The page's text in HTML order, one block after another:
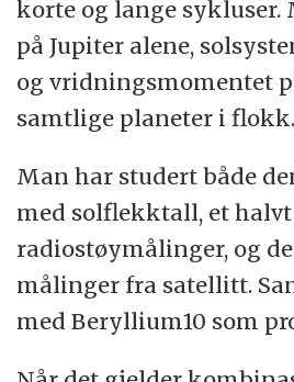
korte og lange sykluser.
på Jupiter alene,
og vridningsmomentet
samtlige planeter i flokk.
Man har studert både
med solflekktall, et
radiostøymålinger, og
målinger fra satellitt.
med Beryllium10 som